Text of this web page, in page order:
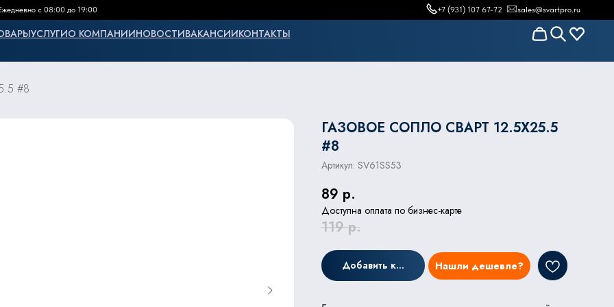
с 08:00 до 19:00 +7 (931) 107 67-72 sales@svartpro.ru
УСЛУГИО КОМПАНИИНОВОСТИВАКАНСИИКОНТАКТЫ
#8
ГАЗОВОЕ СОПЛО СВАРТ 12.5X25.5
#8
Артикул: SV61SS53
89 р.
Доступна оплата по бизнес-карте
119 р.
Добавить к заказу Нашли дешевле?